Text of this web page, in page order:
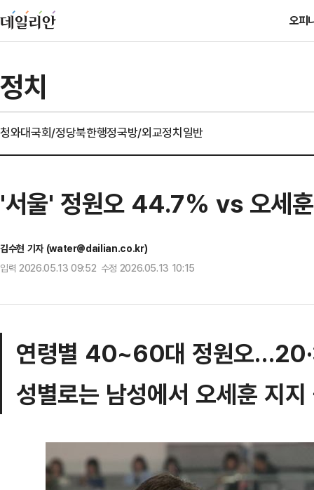
오피
정치
청와대국회/정당북한행정국방/외교정치일반
'서울' 정원오 44.7% vs 오세
김수현 기자 (water@dailian.co.kr)
입력 2026.05.13 09:52 수정 2026.05.13 10:15
연령별 40~60대 정원오
성별로는 남성에서 오세훈 지